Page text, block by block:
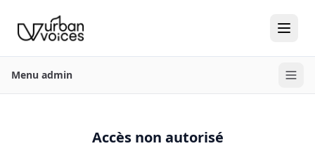
Menu admin
Accès non autorisé